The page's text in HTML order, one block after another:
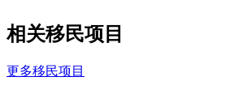
相关移民项目
更多移民项目